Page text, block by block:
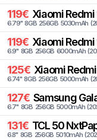
119€ Xiaomi Redmi
6.79" 8GB 256GB 5030mAh (
119€ Xiaomi Redmi
6.9" 8GB 256GB 6000mAh (
125€ Xiaomi
6.74" 8GB 256GB 5000mAh (
127€ Samsung
6.7" 8GB 256GB 5000mAh (
131€ TCL 50
6.8" 8GB 256GB 5010mAh (